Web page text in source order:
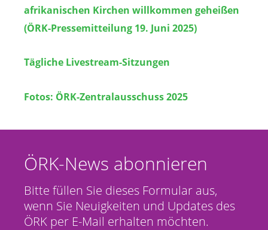
afrikanischen Kirchen willkommen geheißen
(ÖRK-Pressemitteilung 19. Juni 2025)
Tägliche Livestream-Sitzungen
Fotos: ÖRK-Zentralausschuss 2025
ÖRK-News abonnieren
Bitte füllen Sie dieses Formular aus,
wenn Sie Neuigkeiten und Updates des
ÖRK per E-Mail erhalten möchten.